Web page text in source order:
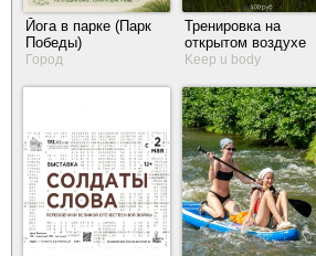
Йога в парке (Парк
Победы)
Город
Тренировка на
открытом воздухе
Keep u body